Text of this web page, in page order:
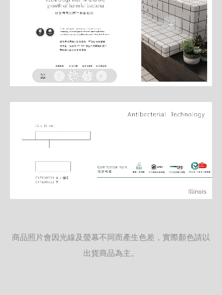
商品照片會因光線及螢幕不同而產生色差，實際顏色請以
出貨商品為主。